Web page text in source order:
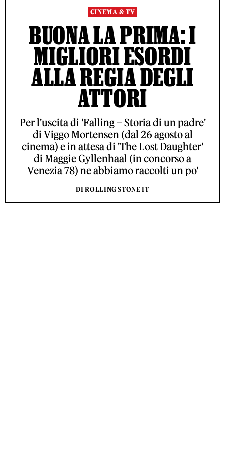
CINEMA & TV
BUONA LA PRIMA: I
MIGLIORI ESORDI
ALLA REGIA DEGLI
ATTORI
Per l'uscita di 'Falling – Storia di un padre'
di Viggo Mortensen (dal 26 agosto al
cinema) e in attesa di 'The Lost Daughter'
di Maggie Gyllenhaal (in concorso a
Venezia 78) ne abbiamo raccolti un po'
DI ROLLING STONE IT